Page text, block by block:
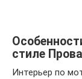
стиле
Интерьер по